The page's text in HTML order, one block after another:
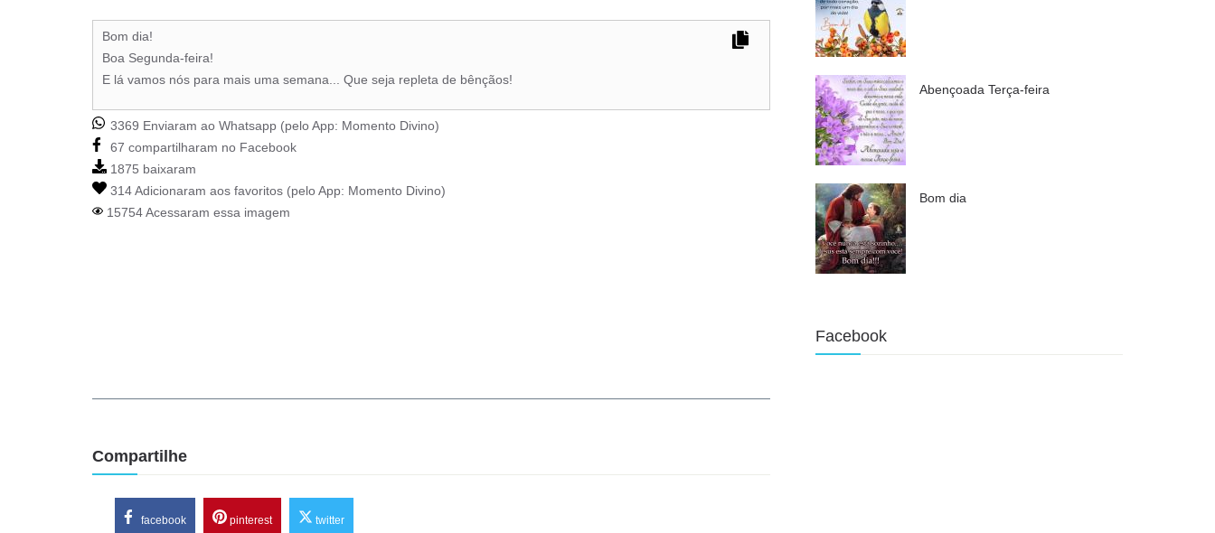
Bom dia!
Boa Segunda-feira!
E lá vamos nós para mais uma semana... Que seja repleta de bênçãos!
3369 Enviaram ao Whatsapp (pelo App: Momento Divino)
67 compartilharam no Facebook
1875 baixaram
314 Adicionaram aos favoritos (pelo App: Momento Divino)
15754 Acessaram essa imagem
Compartilhe
facebook pinterest twitter
Abençoada Terça-feira
Bom dia
Facebook